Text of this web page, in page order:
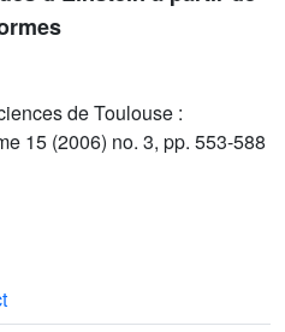
de Toulouse :
15 (2006) no. 3, pp. 553-588